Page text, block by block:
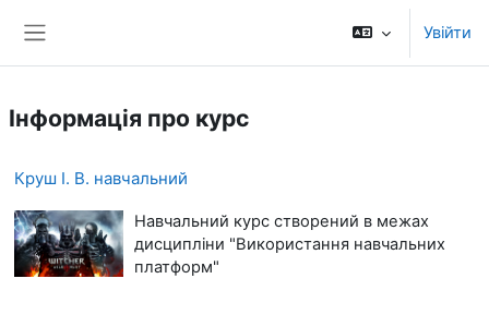
Увійти
Інформація про курс
Круш І. В. навчальний
Навчальний курс створений в межах
дисципліни "Використання навчальних
платформ"